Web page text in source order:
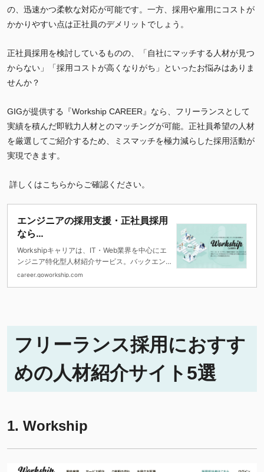
の、迅速かつ柔軟な対応が可能です。一方、採用や雇用にコストが
かかりやすい点は正社員のデメリットでしょう。
正社員採用を検討しているものの、「自社にマッチする人材が見つ
からない」「採用コストが高くなりがち」といったお悩みはありま
せんか？
GIGが提供する『Workship CAREER』なら、フリーランスとして
実績を積んだ即戦力人材とのマッチングが可能。正社員希望の人材
を厳選してご紹介するため、ミスマッチを極力減らした採用活動が
実現できます。
詳しくはこちらからご確認ください。
エンジニアの採用支援・正社員採用
なら
Workship CAREER
Workshipキャリアは、IT・Web業界を中心にエ
ンジニア特化型人材紹介サービス。バックエン
ド、フロントエンド、PdM、ITコンサルなど即
career.goworkship.com
フリーランス採用におすす
めの人材紹介サイト5選
1. Workship